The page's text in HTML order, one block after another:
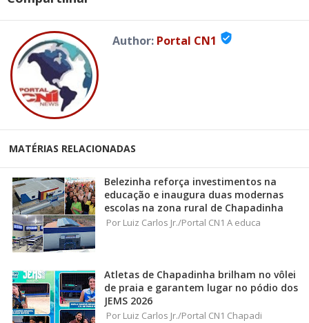
Author: Portal CN1 verified_user
MATÉRIAS RELACIONADAS
Belezinha reforça investimentos na
educação e inaugura duas modernas
escolas na zona rural de Chapadinha
Por Luiz Carlos Jr./Portal CN1 A educa
Atletas de Chapadinha brilham no vôlei
de praia e garantem lugar no pódio dos
JEMS 2026
Por Luiz Carlos Jr./Portal CN1 Chapadi